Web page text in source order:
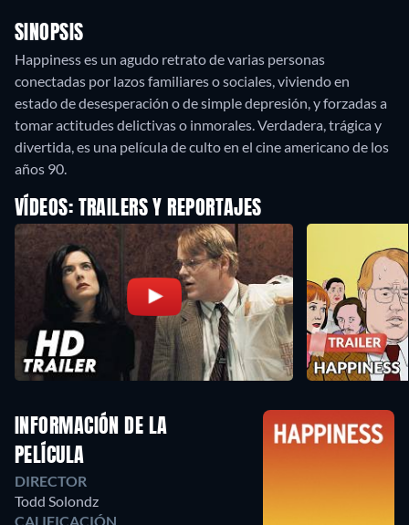
SINOPSIS
Happiness es un agudo retrato de varias personas
conectadas por lazos familiares o sociales, viviendo en
estado de desesperación o de simple depresión, y forzadas a
tomar actitudes delictivas o inmorales. Verdadera, trágica y
divertida, es una película de culto en el cine americano de los
años 90.
VÍDEOS: TRAILERS Y REPORTAJES
INFORMACIÓN DE LA
PELÍCULA
DIRECTOR
Todd Solondz
CALIFICACIÓN